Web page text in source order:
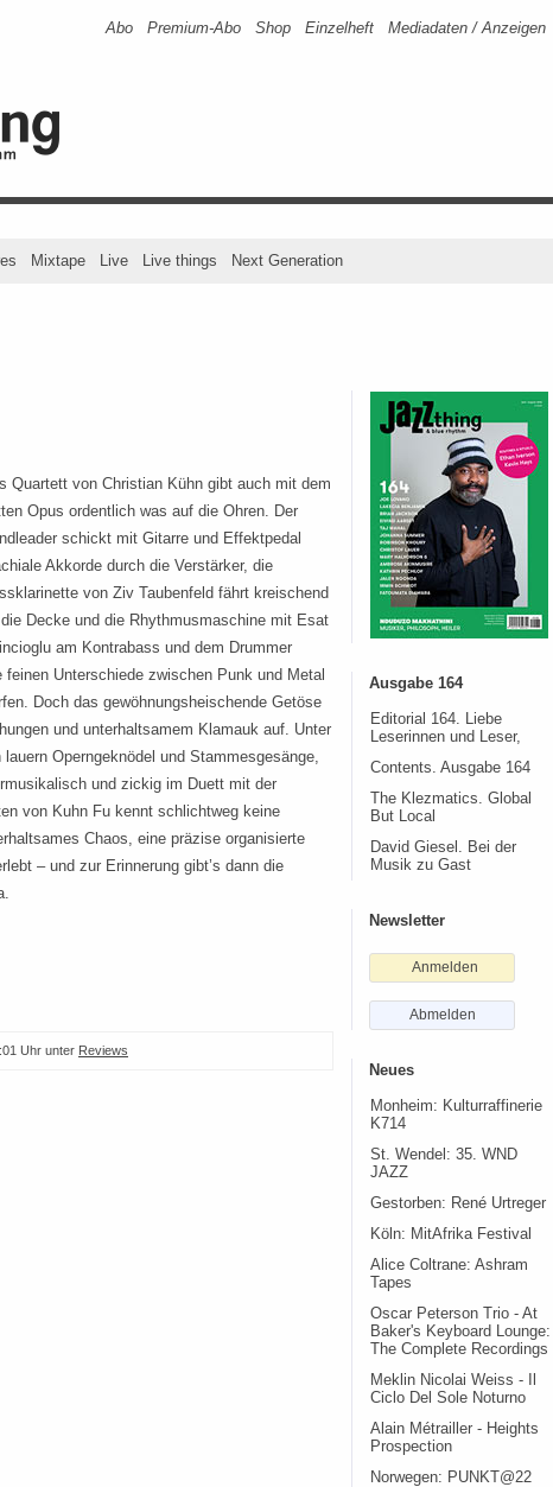
Abo Premium-Abo Shop Einzelheft Mediadaten / Anzeigen
Mixtape Live Live things Next Generation
Quartett von Christian Kühn gibt auch mit dem
Opus ordentlich was auf die Ohren. Der
schickt mit Gitarre und Effektpedal
Akkorde durch die Verstärker, die
von Ziv Taubenfeld fährt kreischend
Decke und die Rhythmusmaschine mit Esat
am Kontrabass und dem Drummer
Unterschiede zwischen Punk und Metal
Doch das gewöhnungsheischende Getöse
und unterhaltsamem Klamauk auf. Unter
Operngeknödel und Stammesgesänge,
und zickig im Duett mit der
von Kuhn Fu kennt schlichtweg keine
Chaos, eine präzise organisierte
– und zur Erinnerung gibt’s dann die
Uhr unter Reviews
Ausgabe 164
Editorial 164. Liebe
Leserinnen und Leser,
Contents. Ausgabe 164
The Klezmatics. Global
But Local
David Giesel. Bei der
Musik zu Gast
Newsletter
Anmelden
Abmelden
Neues
Monheim: Kulturraffinerie
K714
St. Wendel: 35. WND
JAZZ
Gestorben: René Urtreger
Köln: MitAfrika Festival
Alice Coltrane: Ashram
Tapes
Oscar Peterson Trio - At
Baker's Keyboard Lounge:
The Complete Recordings
Meklin Nicolai Weiss - Il
Ciclo Del Sole Noturno
Alain Métrailler - Heights
Prospection
Norwegen: PUNKT@22